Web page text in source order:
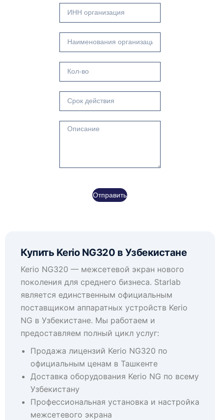
Отправить
Купить Kerio NG320 в Узбекистане
Kerio NG320 — межсетевой экран нового
поколения для среднего бизнеса. Starlab
является единственным официальным
поставщиком аппаратных устройств Kerio
NG в Узбекистане. Мы работаем и
предоставляем полный цикл услуг:
Продажа лицензий Kerio NG320 по
официальным ценам в Ташкенте
Доставка оборудования Kerio NG по всему
Узбекистану
Профессиональная установка и настройка
межсетевого экрана